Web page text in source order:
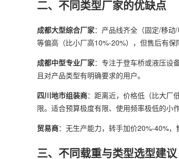
二、不同类型厂家的优缺点
成都大型综合厂家：产品线齐全（固定/移
等偏高（比小厂高10%-20%），但售后有保
成都中型专业厂家：专注于登车桥或液压设
且对产品类型有明确要求的用户。
四川地市组装商：距离近，价格低（比大厂
限。适合预算极度有限、使用频率极低的小
贸易商：无生产能力，转手加价20%-40%，
三、不同载重与类型选型建议